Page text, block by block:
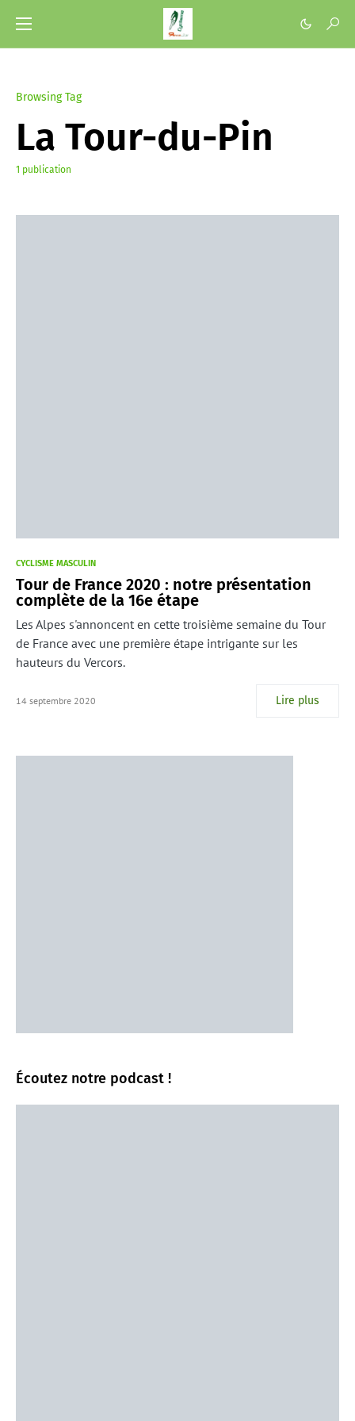
Browsing Tag
La Tour-du-Pin
1 publication
CYCLISME MASCULIN
Tour de France 2020 : notre présentation
complète de la 16e étape
Les Alpes s'annoncent en cette troisième semaine du Tour
de France avec une première étape intrigante sur les
hauteurs du Vercors.
14 septembre 2020 Lire plus
Écoutez notre podcast !